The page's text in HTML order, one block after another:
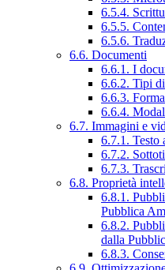
6.5.4.
6.5.5.
6.5.6.
6.6. Documenti
6.6.1. I
6.6.2. Tipi
6.6.3.
6.6.4.
6.7. Immagini e
6.7.1. Testo
6.7.2.
6.7.3.
6.8. Proprietà
6.8.1.
Pubblica
6.8.2.
dalla
6.8.3.